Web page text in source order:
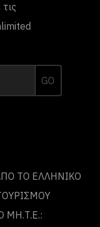
GO
ΤO ΕΛΛΗΝΙΚΟ
ΜΗ.Τ.Ε.: